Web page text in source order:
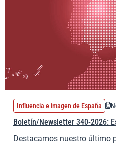
Influencia e imagen de España
Boletín/Newsletter 340-2026:
Destacamos nuestro último